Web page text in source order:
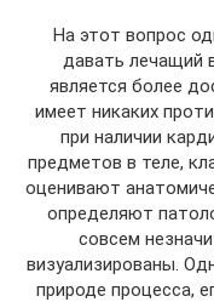
На этот вопрос
давать лечащий
является более
имеет никаких
при наличии
предметов в теле,
оценивают
определяют
совсем
визуализированы.
природе процесса,